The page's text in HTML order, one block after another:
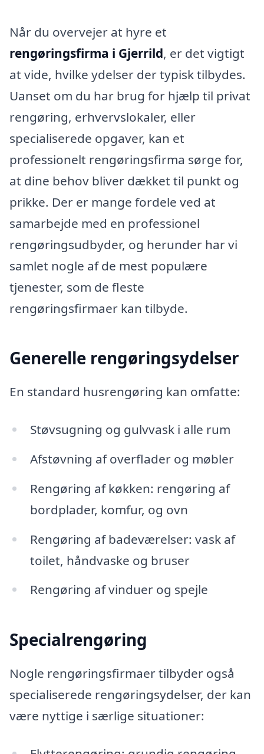
Når du overvejer at hyre et
rengøringsfirma i Gjerrild, er det vigtigt
at vide, hvilke ydelser der typisk tilbydes.
Uanset om du har brug for hjælp til privat
rengøring, erhvervslokaler, eller
specialiserede opgaver, kan et
professionelt rengøringsfirma sørge for,
at dine behov bliver dækket til punkt og
prikke. Der er mange fordele ved at
samarbejde med en professionel
rengøringsudbyder, og herunder har vi
samlet nogle af de mest populære
tjenester, som de fleste
rengøringsfirmaer kan tilbyde.
Generelle rengøringsydelser
En standard husrengøring kan omfatte:
Støvsugning og gulvvask i alle rum
Afstøvning af overflader og møbler
Rengøring af køkken: rengøring af
bordplader, komfur, og ovn
Rengøring af badeværelser: vask af
toilet, håndvaske og bruser
Rengøring af vinduer og spejle
Specialrengøring
Nogle rengøringsfirmaer tilbyder også
specialiserede rengøringsydelser, der kan
være nyttige i særlige situationer: